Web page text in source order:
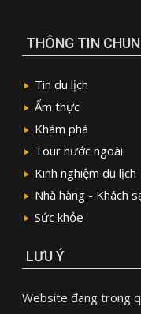
THÔNG TIN
Tin du lịch
Ẩm thực
Khám phá
Tour nước ngoài
Kinh nghiệm du lịch
Nhà hàng - Khách
Sức khỏe
LƯU Ý
Website đang trong